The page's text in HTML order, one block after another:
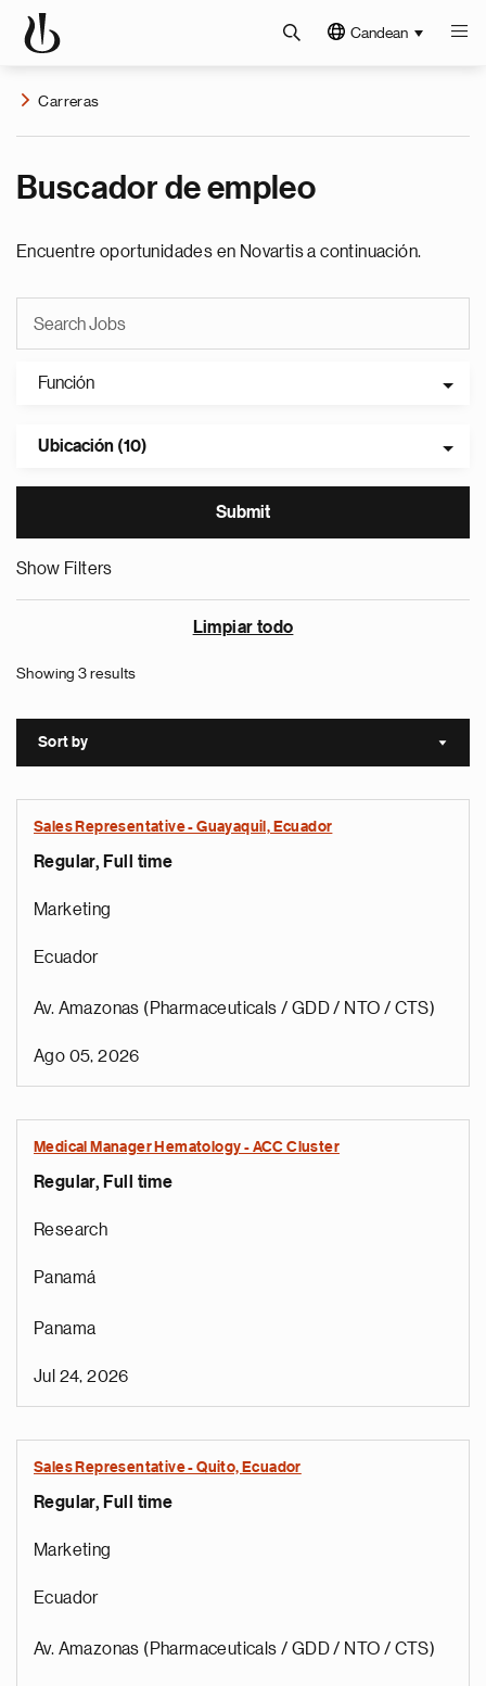
Candean
Carreras
Buscador de empleo
Encuentre oportunidades en Novartis a continuación.
Función
Ubicación (10)
Show Filters
Limpiar todo
Showing 3 results
Sort by Sort
Sales Representative - Guayaquil, Ecuador
Regular, Full time
Marketing
Ecuador
Av. Amazonas (Pharmaceuticals / GDD / NTO / CTS)
Ago 05, 2026
Medical Manager Hematology - ACC Cluster
Regular, Full time
Research
Panamá
Panama
Jul 24, 2026
Sales Representative - Quito, Ecuador
Regular, Full time
Marketing
Ecuador
Av. Amazonas (Pharmaceuticals / GDD / NTO / CTS)